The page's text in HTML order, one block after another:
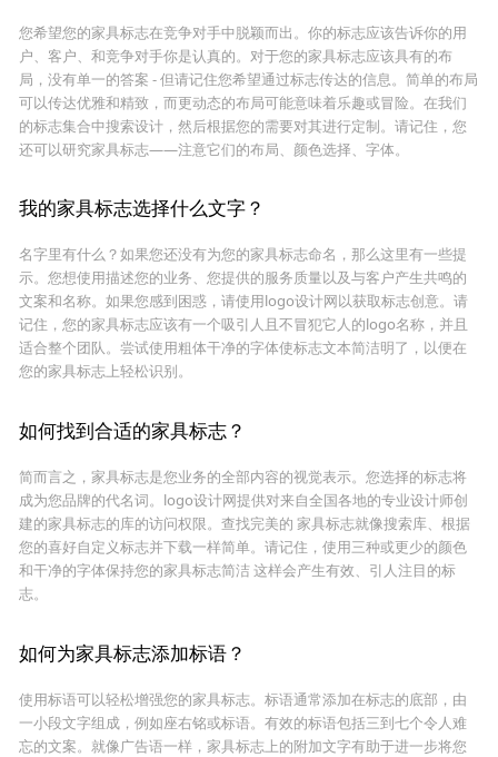
您希望您的家具标志在竞争对手中脱颖而出。你的标志应该告诉你的用
户、客户、和竞争对手你是认真的。对于您的家具标志应该具有的布
局，没有单一的答案 - 但请记住您希望通过标志传达的信息。简单的布局
可以传达优雅和精致，而更动态的布局可能意味着乐趣或冒险。在我们
的标志集合中搜索设计，然后根据您的需要对其进行定制。请记住，您
还可以研究家具标志——注意它们的布局、颜色选择、字体。
我的家具标志选择什么文字？
名字里有什么？如果您还没有为您的家具标志命名，那么这里有一些提
示。您想使用描述您的业务、您提供的服务质量以及与客户产生共鸣的
文案和名称。如果您感到困惑，请使用logo设计网以获取标志创意。请
记住，您的家具标志应该有一个吸引人且不冒犯它人的logo名称，并且
适合整个团队。尝试使用粗体干净的字体使标志文本简洁明了，以便在
您的家具标志上轻松识别。
如何找到合适的家具标志？
简而言之，家具标志是您业务的全部内容的视觉表示。您选择的标志将
成为您品牌的代名词。logo设计网提供对来自全国各地的专业设计师创
建的家具标志的库的访问权限。查找完美的 家具标志就像搜索库、根据
您的喜好自定义标志并下载一样简单。请记住，使用三种或更少的颜色
和干净的字体保持您的家具标志简洁 这样会产生有效、引人注目的标
志。
如何为家具标志添加标语？
使用标语可以轻松增强您的家具标志。标语通常添加在标志的底部，由
一小段文字组成，例如座右铭或标语。有效的标语包括三到七个令人难
忘的文案。就像广告语一样，家具标志上的附加文字有助于进一步将您